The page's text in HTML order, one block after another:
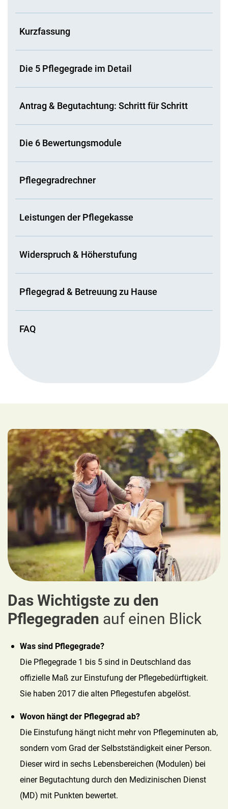
Kurzfassung
Die 5 Pflegegrade im Detail
Antrag & Begutachtung: Schritt für Schritt
Die 6 Bewertungsmodule
Pflegegradrechner
Leistungen der Pflegekasse
Widerspruch & Höherstufung
Pflegegrad & Betreuung zu Hause
FAQ
Das Wichtigste zu den
Pflegegraden auf einen Blick
Was sind Pflegegrade?
Die Pflegegrade 1 bis 5 sind in Deutschland das
offizielle Maß zur Einstufung der Pflegebedürftigkeit.
Sie haben 2017 die alten Pflegestufen abgelöst.
Wovon hängt der Pflegegrad ab?
Die Einstufung hängt nicht mehr von Pflegeminuten ab,
sondern vom Grad der Selbstständigkeit einer Person.
Dieser wird in sechs Lebensbereichen (Modulen) bei
einer Begutachtung durch den Medizinischen Dienst
(MD) mit Punkten bewertet.